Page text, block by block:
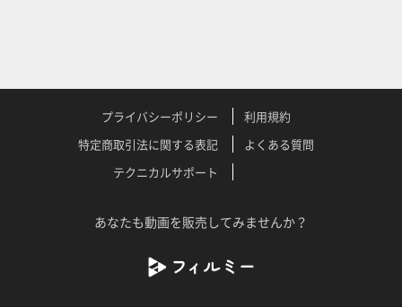
プライバシーポリシー
利用規約
特定商取引法に関する表記
よくある質問
テクニカルサポート
あなたも動画を販売してみませんか？